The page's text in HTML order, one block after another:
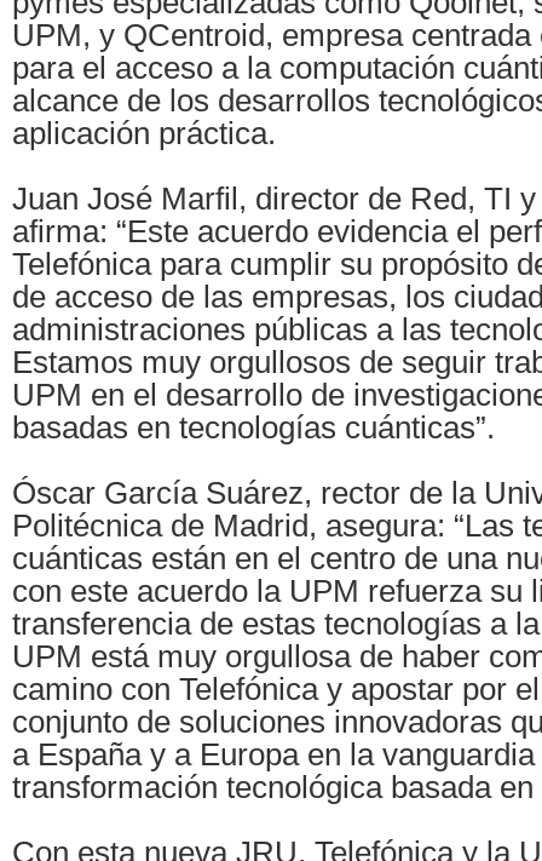
UPM, y QCentroid, empresa
para el acceso a la computación
alcance de los desarrollos
aplicación práctica.
Juan José Marfil, director de Red, TI
afirma: “Este acuerdo evidencia el
Telefónica para cumplir su propósito
de acceso de las empresas, los
administraciones públicas a las
Estamos muy orgullosos de seguir
UPM en el desarrollo de
basadas en tecnologías cuánticas”.
Óscar García Suárez, rector de la
Politécnica de Madrid, asegura: “Las
cuánticas están en el centro de una
con este acuerdo la UPM refuerza su
transferencia de estas tecnologías a
UPM está muy orgullosa de haber
camino con Telefónica y apostar por
conjunto de soluciones innovadoras
a España y a Europa en la
transformación tecnológica basada en
Con esta nueva JRU, Telefónica y la